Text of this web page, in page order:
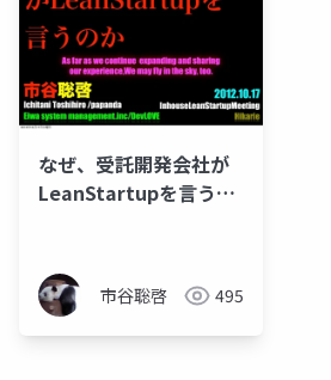
なぜ、受託開発会社が
LeanStartupを言うの
市谷聡啓 495